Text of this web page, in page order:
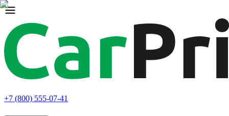
+7 (800) 555-07-41